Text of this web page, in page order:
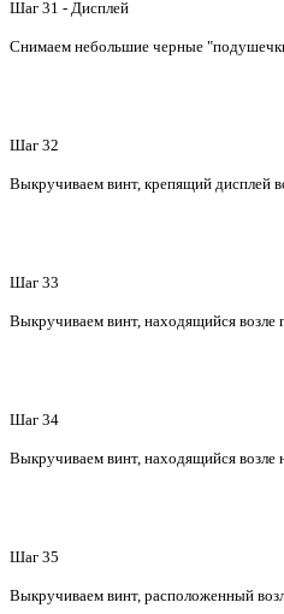
Шаг 31 - Дисплей
Снимаем небольшие черные
Шаг 32
Выкручиваем винт, крепящий дисплей
Шаг 33
Выкручиваем винт, находящийся возле
Шаг 34
Выкручиваем винт, находящийся возле
Шаг 35
Выкручиваем винт, расположенный